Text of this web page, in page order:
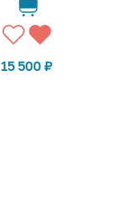
15 500₽